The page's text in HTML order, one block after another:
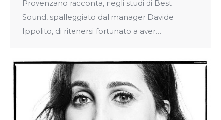
Provenzano racconta, negli studi di Best
Sound, spalleggiato dal manager Davide
Ippolito, di ritenersi fortunato a aver…